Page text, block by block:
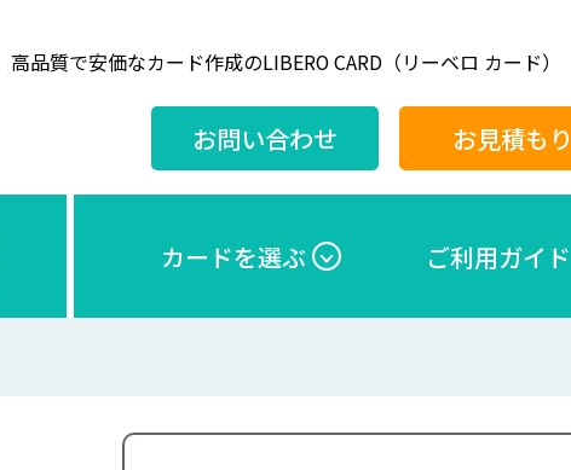
高品質で安価なカード作成のLIBERO CARD（リーベロ カード）
お問い合わせ お見積もり
カードを選ぶ ご利用ガイド